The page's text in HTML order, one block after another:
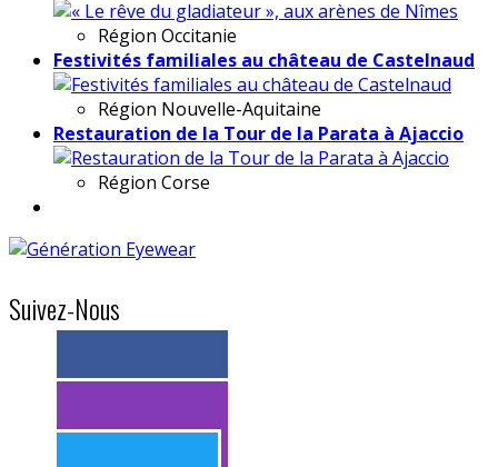
Région Occitanie
Festivités familiales au château de Castelnaud
Région Nouvelle-Aquitaine
Restauration de la Tour de la Parata à Ajaccio
Région Corse
Suivez-Nous
> 11k abonnés
> 11k abonnés